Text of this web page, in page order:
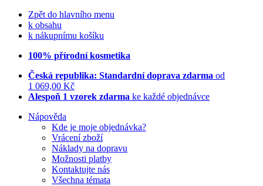
Zpět do hlavního menu
k obsahu
k nákupnímu košíku
100% přírodní kosmetika
Česká republika: Standardní doprava zdarma od
1 069,00 Kč
Alespoň 1 vzorek zdarma ke každé objednávce
Nápověda
Kde je moje objednávka?
Vrácení zboží
Náklady na dopravu
Možnosti platby
Kontaktujte nás
Všechna témata